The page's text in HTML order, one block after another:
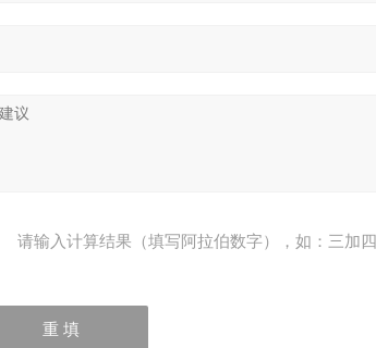
请输入计算结果（填写阿拉伯数字），如：三加